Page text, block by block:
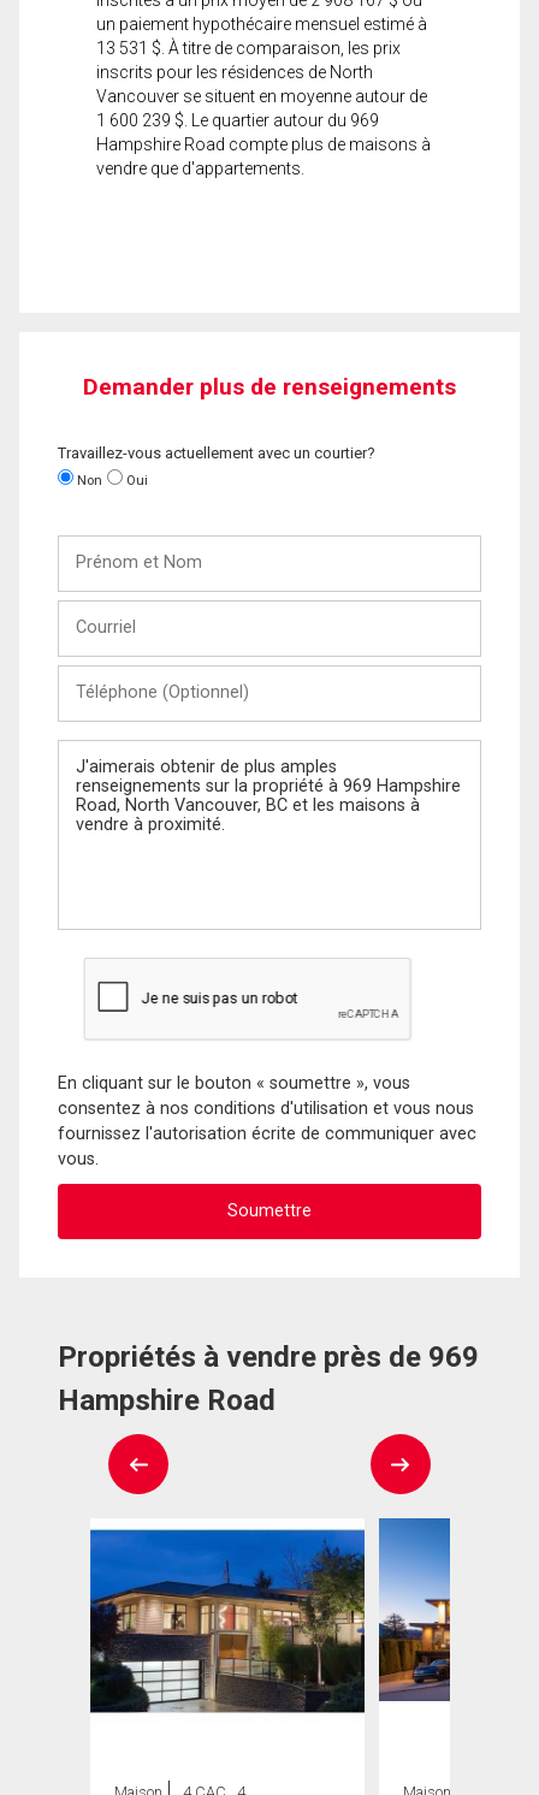
un paiement hypothécaire mensuel estimé à
13 531 $. À titre de comparaison, les prix
inscrits pour les résidences de North
Vancouver se situent en moyenne autour de
1 600 239 $. Le quartier autour du 969
Hampshire Road compte plus de maisons à
vendre que d'appartements.
Demander plus de renseignements
Travaillez-vous actuellement avec un courtier?
Non Oui
Nom
(Optionnel)
Message
En cliquant sur le bouton « soumettre », vous
consentez à nos conditions d'utilisation et vous nous
fournissez l'autorisation écrite de communiquer avec
vous.
Propriétés à vendre près de 969
Hampshire Road